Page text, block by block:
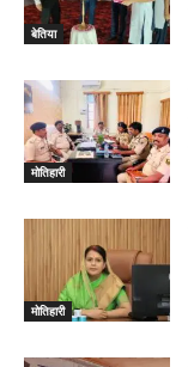
बेतिया
मोतिहारी
मोतिहारी